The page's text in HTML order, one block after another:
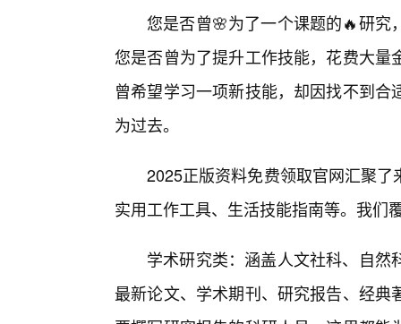
您是否曾🌸为了一个课题的🔥研究
您是否曾为了提升工作技能，花费大
曾希望学习一项新技能，却因找不到
为过去。
2025正版资料免费领取官网汇聚
实用工作工具、生活技能指南等。我们
学术研究类：涵盖人文社科、自
最新论文、学术期刊、研究报告、经